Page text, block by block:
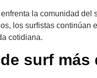
la comunidad
los surfistas continúan
cotidiana.
surf más